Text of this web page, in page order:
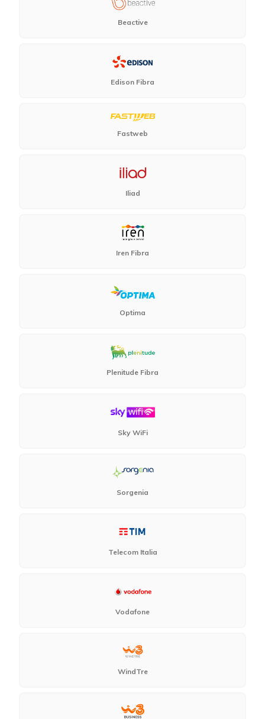
Beactive
Edison Fibra
Fastweb
Iliad
Iren Fibra
Optima
Plenitude Fibra
Sky WiFi
Sorgenia
Telecom Italia
Vodafone
WindTre